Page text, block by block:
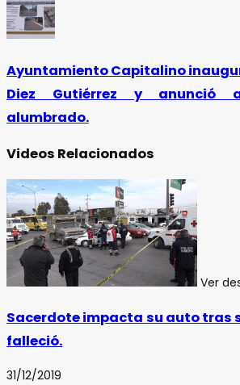
Ayuntamiento Capitalino
Diez Gutiérrez y anunció
alumbrado.
Videos Relacionados
Ver
Sacerdote impacta su auto tras
falleció.
31/12/2019